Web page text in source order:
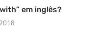
em inglês?